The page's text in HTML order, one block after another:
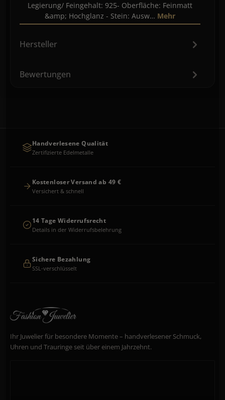
Legierung/ Feingehalt: 925- Oberfläche: Feinmatt
&amp; Hochglanz - Stein: Ausw… Mehr
Hersteller
Bewertungen
Handverlesene Qualität
Zertifizierte Edelmetalle
Kostenloser Versand ab 49 €
Versichert & schnell
14 Tage Widerrufsrecht
Details in der Widerrufsbelehrung
Sichere Bezahlung
SSL-verschlüsselt
Ihr Juwelier für besondere Momente – handverlesener Schmuck,
Uhren und Trauringe seit über einem Jahrzehnt.